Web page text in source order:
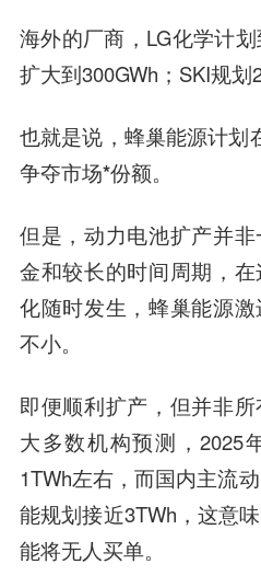
海外的厂商，LG化学计
扩大到300GWh；SKI规划
也就是说， 蜂巢能源计划
争夺市场*份额。
但是，动力电池扩产并
金和较长的时间周期，
化随时发生，蜂巢能源
不小。
即便顺利扩产，但并非所
大多数机构预测，2025
1TWh左右，而国内主流
能规划接近3TWh，这意
能将无人买单。